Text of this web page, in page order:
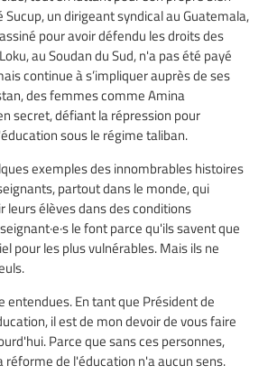
un dirigeant syndical au Guatemala,
pour avoir défendu les droits des
au Soudan du Sud, n'a pas été payé
continue à s’impliquer auprès de ses
des femmes comme Amina
secret, défiant la répression pour
sous le régime taliban.
exemples des innombrables histoires
partout dans le monde, qui
leurs élèves dans des conditions
le font parce qu'ils savent que
pour les plus vulnérables. Mais ils ne
entendues. En tant que Président de
il est de mon devoir de vous faire
Parce que sans ces personnes,
réforme de l'éducation n'a aucun sens.